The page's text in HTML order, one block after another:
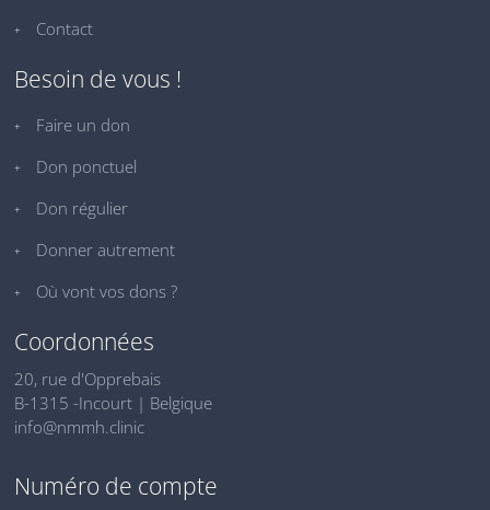
Contact
Besoin de vous !
Faire un don
Don ponctuel
Don régulier
Donner autrement
Où vont vos dons ?
Coordonnées
20, rue d'Opprebais
B-1315 -Incourt | Belgique
info@nmmh.clinic
Numéro de compte